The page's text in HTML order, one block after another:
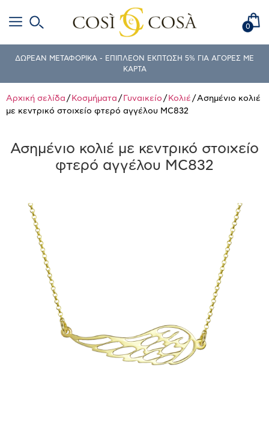
0
ΔΩΡΕΑΝ ΜΕΤΑΦΟΡΙΚΑ - ΕΠΙΠΛΕΟΝ ΕΚΠΤΩΣΗ 5% ΓΙΑ ΑΓΟΡΕΣ ΜΕ
ΚΑΡΤΑ
Αρχική σελίδα / Κοσμήματα / Γυναικείο / Κολιέ / Ασημένιο κολιέ
με κεντρικό στοιχείο φτερό αγγέλου MC832
Ασημένιο κολιέ με κεντρικό στοιχείο
φτερό αγγέλου MC832